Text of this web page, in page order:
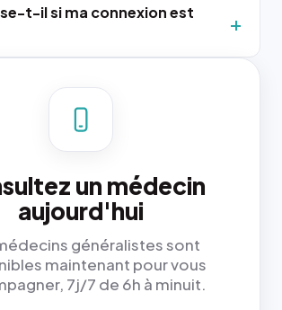
t-il si ma connexion est
un médecin
aujourd'hui
généralistes sont
maintenant pour vous
7j/7 de 6h à minuit.